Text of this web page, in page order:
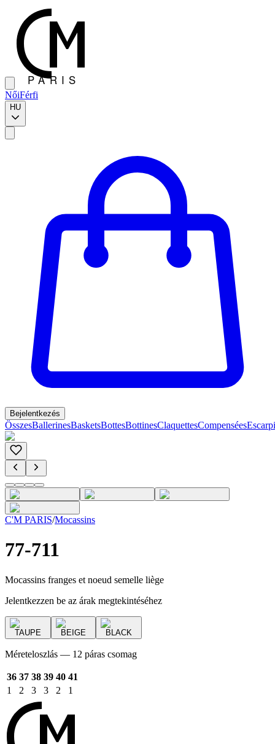
NőiFérfi
HU
Bejelentkezés
ÖsszesBallerinesBasketsBottesBottinesClaquettesCompensées
C'M PARIS/Mocassins
77-711
Mocassins franges et noeud semelle liège
Jelentkezzen be az árak megtekintéséhez
TAUPE BEIGE BLACK
Méreteloszlás — 12 páras csomag
36 37 38 39 40 41
1
2 3 3 2 1